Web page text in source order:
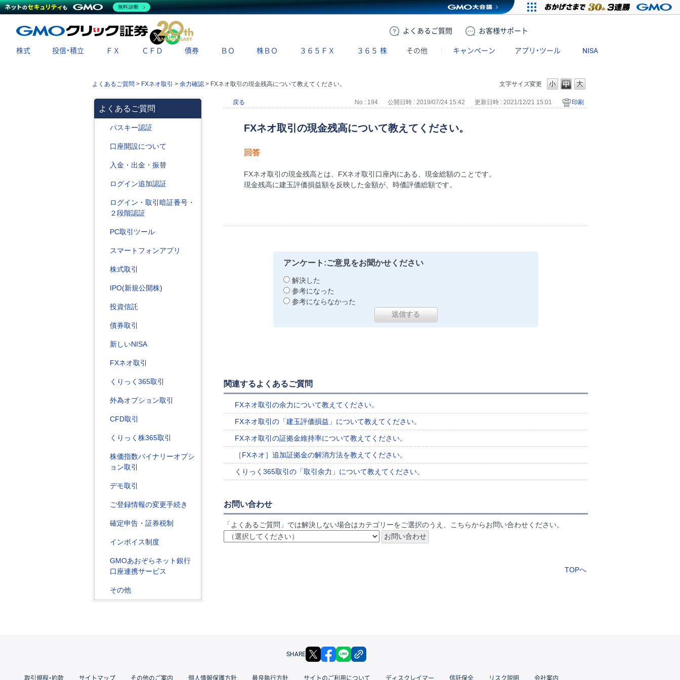
よくある ご質問 お客様サポート
X
株式 投信・積立 ＦＸ ＣＦＤ 債券 ＢＯ 株ＢＯ ３６５ＦＸ ３６５ 株 その他 キャンペーン アプリ・ツール NISA
文字サイズ変更
よくあるご質問 > FXネオ取引 > 余力確認 > FXネオ取引の現金残高について教えてください。
よくあるご質問
パスキー認証
口座開設について
入金・出金・振替
ログイン追加認証
ログイン・取引暗証番号・
２段階認証
PC取引ツール
スマートフォンアプリ
株式取引
IPO(新規公開株)
投資信託
債券取引
新しいNISA
FXネオ取引
くりっく365取引
外為オプション取引
CFD取引
くりっく株365取引
株価指数バイナリーオプシ
ョン取引
デモ取引
ご登録情報の変更手続き
確定申告・証券税制
インボイス制度
GMOあおぞらネット銀行
口座連携サービス
その他
戻る No : 194 公開日時 : 2019/07/24 15:42 更新日時 : 2021/12/21 15:01 印刷
FXネオ取引の現金残高について教えてください。
回答
FXネオ取引の現金残高とは、FXネオ取引口座内にある、現金総額のことです。
現金残高に建玉評価損益額を反映した金額が、時価評価総額です。
アンケート:ご意見をお聞かせください
解決した
参考になった
参考にならなかった
関連するよくあるご質問
FXネオ取引の余力について教えてください。
FXネオ取引の「建玉評価損益」について教えてください。
FXネオ取引の証拠金維持率について教えてください。
［FXネオ］追加証拠金の解消方法を教えてください。
くりっく365取引の「取引余力」について教えてください。
お問い合わせ
「よくあるご質問」では解決しない場合はカテゴリーをご選択のうえ、こちらからお問い合わせください。
TOPへ
SHARE X facebook
取引規程・約款 サイトマップ その他のご案内 個人情報保護方針 最良執行方針 サイトのご利用について ディスクレイマー 信託保全 リスク説明 会社案内
無料診断